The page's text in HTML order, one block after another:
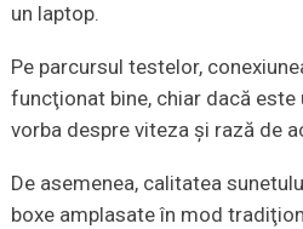
un laptop.
Pe parcursul testelor,
funcţionat bine, chiar dacă
vorba despre viteza şi rază de
De asemenea, calitatea
boxe amplasate în mod